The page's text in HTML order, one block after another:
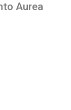
Aurea